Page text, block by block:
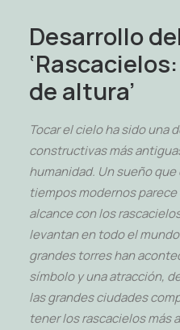
Desarrollo
de altura’
Tocar el cielo ha sido una
constructivas más
humanidad. Un sueñoque
tiempos modernos parece
alcance con los
levantan entodo el
grandes torres han
símbolo y una atracción,
las grandes ciudades
tener los rascacielos más